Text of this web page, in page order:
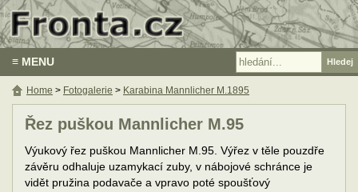
≡ MENU
Řez puškou Mannlicher M.95
Výukový řez puškou Mannlicher M.95. Výřez v těle pouzdře
závěru odhaluje uzamykací zuby, v nábojové schránce je
vidět pružina podavače a vpravo poté spoušťový
Home > Fotogalerie > Karabina Mannlicher M.1895